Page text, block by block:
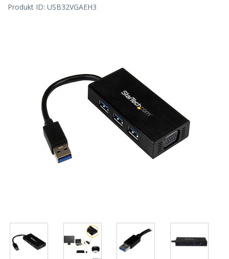
Produkt ID: USB32VGAEH3